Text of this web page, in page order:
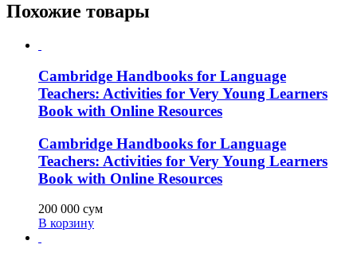
Похожие товары
Cambridge Handbooks for Language
Teachers: Activities for Very Young Learners
Book with Online Resources
Cambridge Handbooks for Language
Teachers: Activities for Very Young Learners
Book with Online Resources
200 000 сум
В корзину